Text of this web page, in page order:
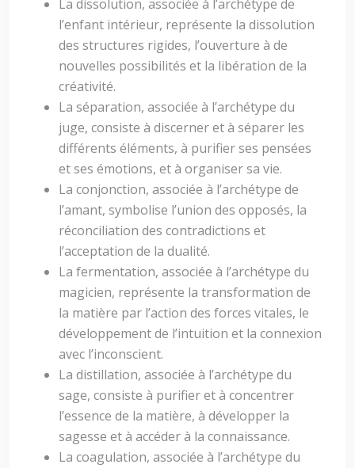
La dissolution, associée à l’archétype de
l’enfant intérieur, représente la dissolution
des structures rigides, l’ouverture à de
nouvelles possibilités et la libération de la
créativité.
La séparation, associée à l’archétype du
juge, consiste à discerner et à séparer les
différents éléments, à purifier ses pensées
et ses émotions, et à organiser sa vie.
La conjonction, associée à l’archétype de
l’amant, symbolise l’union des opposés, la
réconciliation des contradictions et
l’acceptation de la dualité.
La fermentation, associée à l’archétype du
magicien, représente la transformation de
la matière par l’action des forces vitales, le
développement de l’intuition et la connexion
avec l’inconscient.
La distillation, associée à l’archétype du
sage, consiste à purifier et à concentrer
l’essence de la matière, à développer la
sagesse et à accéder à la connaissance.
La coagulation, associée à l’archétype du